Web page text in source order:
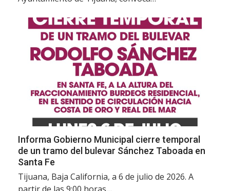
Informa Gobierno Municipal cierre temporal
de un tramo del bulevar Sánchez Taboada en
Santa Fe
Tijuana, Baja California, a 6 de julio de 2026. A
partir de las 9:00 horas…